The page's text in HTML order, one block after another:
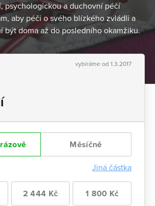
psychologickou a duchovní péčí
aby péči o svého blízkého zvládli a
být doma až do posledního okamžiku.
vybíráme od 1.3.2017
Měsíčně
Jiná částka
2 444 Kč 1 800 Kč